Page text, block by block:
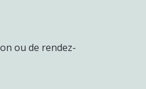
ou de rendez-